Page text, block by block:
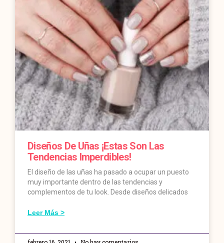
Diseños De Uñas ¡estas Son Las
Tendencias Imperdibles!
El diseño de las uñas ha pasado a ocupar un puesto
muy importante dentro de las tendencias y
complementos de tu look. Desde diseños delicados
Leer Más >